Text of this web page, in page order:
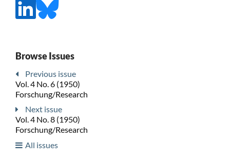
Browse Issues
Previous issue
Vol. 4 No. 6 (1950)
Forschung/Research
Next issue
Vol. 4 No. 8 (1950)
Forschung/Research
All issues